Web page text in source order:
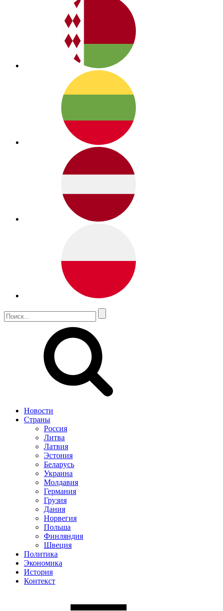
Новости
Страны
Россия
Литва
Латвия
Эстония
Беларусь
Украина
Молдавия
Германия
Грузия
Дания
Норвегия
Польша
Финляндия
Швеция
Политика
Экономика
История
Контекст